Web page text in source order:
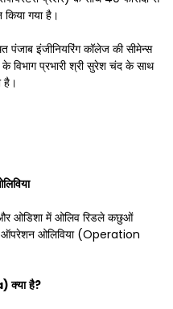
गया है।
इंजीनियरिंग कॉलेज की सीमेन्स
विभाग प्रभारी श्री सुरेश चंद के साथ
है।
और ओडिशा में ओलिव रिडले कछुओं
ओलिविया (Operation
क्या है?